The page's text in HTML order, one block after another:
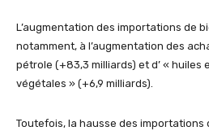
L’augmentation des importations de
notamment, à l’augmentation des
pétrole (+83,3 milliards) et d’ « huiles
végétales » (+6,9 milliards).
Toutefois, la hausse des